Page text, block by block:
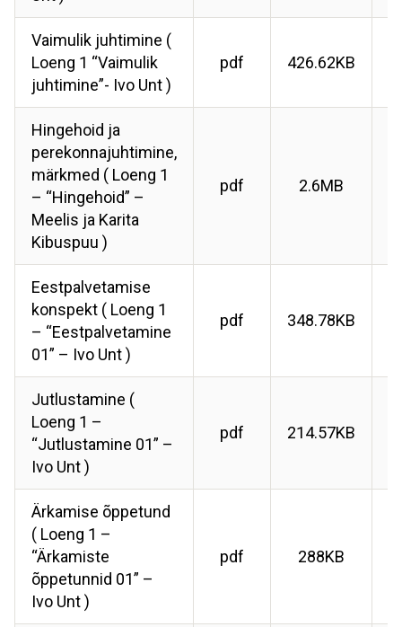
Vaimulik juhtimine (
Loeng 1 “Vaimulik
juhtimine”- Ivo Unt )
pdf 426.62KB
Hingehoid ja
perekonnajuhtimine,
märkmed ( Loeng 1
– “Hingehoid” –
Meelis ja Karita
Kibuspuu )
pdf 2.6MB
Eestpalvetamise
konspekt ( Loeng 1
– “Eestpalvetamine
01” – Ivo Unt )
pdf 348.78KB
Jutlustamine (
Loeng 1 –
“Jutlustamine 01” –
Ivo Unt )
pdf 214.57KB
Ärkamise õppetund
( Loeng 1 –
“Ärkamiste
õppetunnid 01” –
Ivo Unt )
pdf 288KB